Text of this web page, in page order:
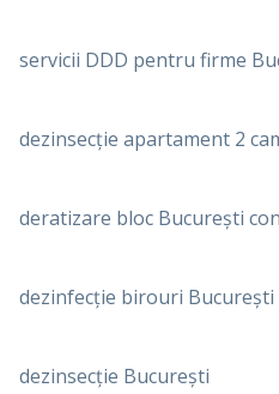
servicii DDD pentru firme
dezinsecție apartament 2
deratizare bloc București
dezinfecție birouri București
dezinsecție București